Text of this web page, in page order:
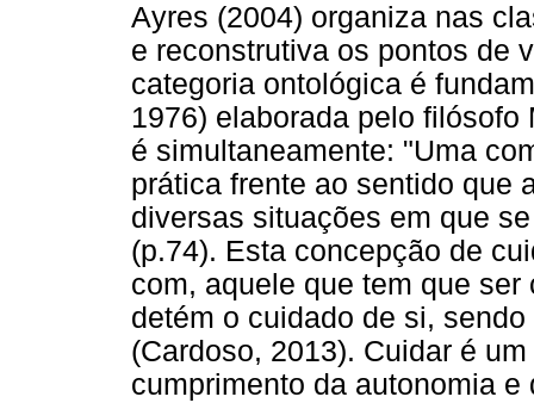
Ayres (2004) organiza nas
e reconstrutiva os pontos de
categoria ontológica é
1976) elaborada pelo
é simultaneamente: "Uma
prática frente ao sentido que
diversas situações em que
(p.74). Esta concepção de
com, aquele que tem que
detém o cuidado de si,
(Cardoso, 2013). Cuidar é
cumprimento da autonomia e